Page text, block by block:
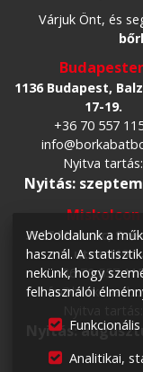
Várjuk Önt, és
1136 Budapest,
17-19.
+36 70 557
Nyitva tartás:
Nyitás:
Miskolcon
3527 Miskolc,
utca 119.
+36 70 557
Nyitás:
Weboldalunk a
használ. A
nekünk, hogy
felhasználói
Analitikai,